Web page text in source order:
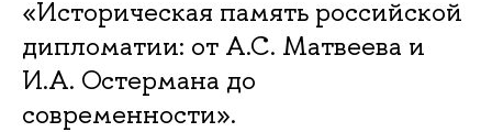
«Историческая память российской
дипломатии: от А.С. Матвеева и
И.А. Остермана до
современности».